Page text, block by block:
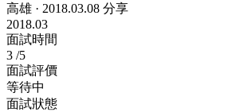
高雄 · 2018.03.08 分享
2018.03
面試時間
3 /5
面試評價
等待中
面試狀態